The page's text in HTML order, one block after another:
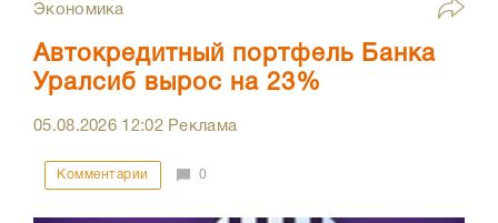
Экономика
Автокредитный портфель Банка
Уралсиб вырос на 23%
05.08.2026 12:02Реклама
Комментарии 0